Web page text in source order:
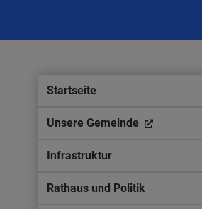
Startseite
Unsere Gemeinde
Infrastruktur
Rathaus und Politik